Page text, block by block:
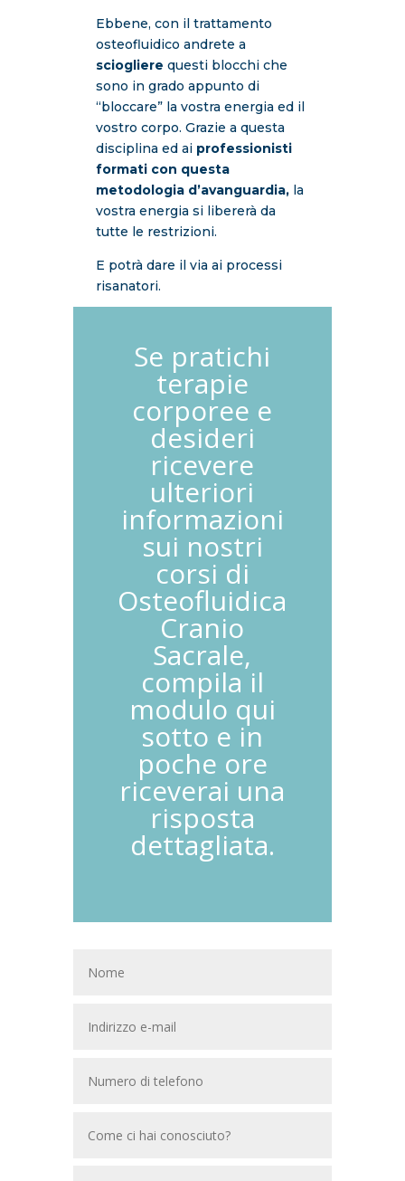
Ebbene, con il trattamento
osteofluidico andrete a
sciogliere questi blocchi che
sono in grado appunto di
“bloccare” la vostra energia ed il
vostro corpo. Grazie a questa
disciplina ed aiprofessionisti
formati con questa
metodologia d’avanguardia,la
vostra energia si libererà da
tutte le restrizioni.
E potrà dare il via ai processi
risanatori.
Se pratichi
terapie
corporee e
desideri
ricevere
ulteriori
informazioni
sui nostri
corsi di
Osteofluidica
Cranio
Sacrale,
compila il
modulo qui
sotto e in
poche ore
riceverai una
risposta
dettagliata.